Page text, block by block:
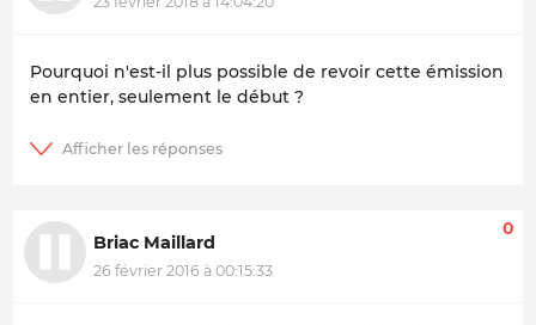
Pourquoi n'est-il plus possible de revoir cette émission
en entier, seulement le début ?
Briac Maillard
26 février 2016 à 00:15:33
0